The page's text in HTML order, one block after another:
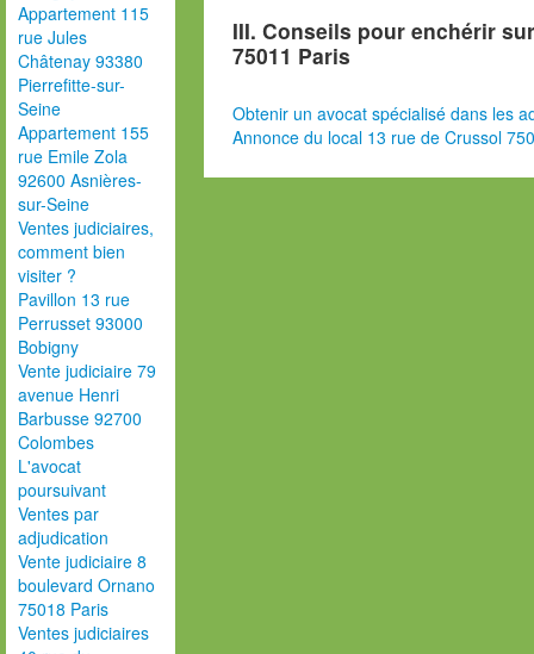
Appartement 115
rue Jules
Châtenay 93380
Pierrefitte-sur-
Seine
Appartement 155
rue Emile Zola
92600 Asnières-
sur-Seine
Ventes judiciaires,
comment bien
visiter ?
Pavillon 13 rue
Perrusset 93000
Bobigny
Vente judiciaire 79
avenue Henri
Barbusse 92700
Colombes
L'avocat
poursuivant
Ventes par
adjudication
Vente judiciaire 8
boulevard Ornano
75018 Paris
Ventes judiciaires
III. Conseils pour enchérir
75011 Paris
Obtenir un avocat spécialisé dans les
Annonce du local 13 rue de Crussol